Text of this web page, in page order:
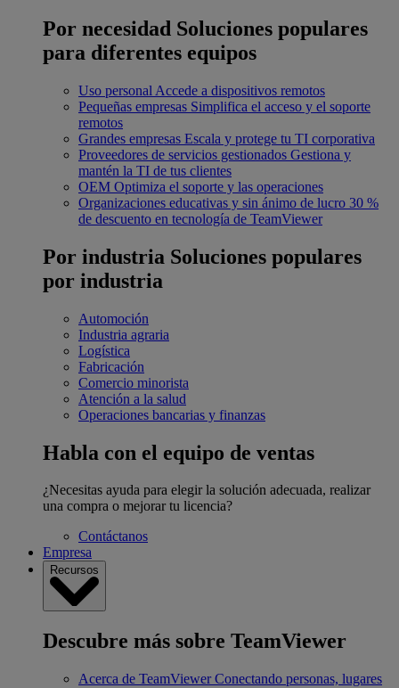
Por necesidad Soluciones populares
para diferentes equipos
Uso personal Accede a dispositivos remotos
Pequeñas empresas Simplifica el acceso y el soporte
remotos
Grandes empresas Escala y protege tu TI corporativa
Proveedores de servicios gestionados Gestiona y
mantén la TI de tus clientes
OEM Optimiza el soporte y las operaciones
Organizaciones educativas y sin ánimo de lucro 30 %
de descuento en tecnología de TeamViewer
Por industria Soluciones populares
por industria
Automoción
Industria agraria
Logística
Fabricación
Comercio minorista
Atención a la salud
Operaciones bancarias y finanzas
Habla con el equipo de ventas
¿Necesitas ayuda para elegir la solución adecuada, realizar
una compra o mejorar tu licencia?
Contáctanos
Empresa
Recursos
Descubre más sobre TeamViewer
Acerca de TeamViewer Conectando personas, lugares